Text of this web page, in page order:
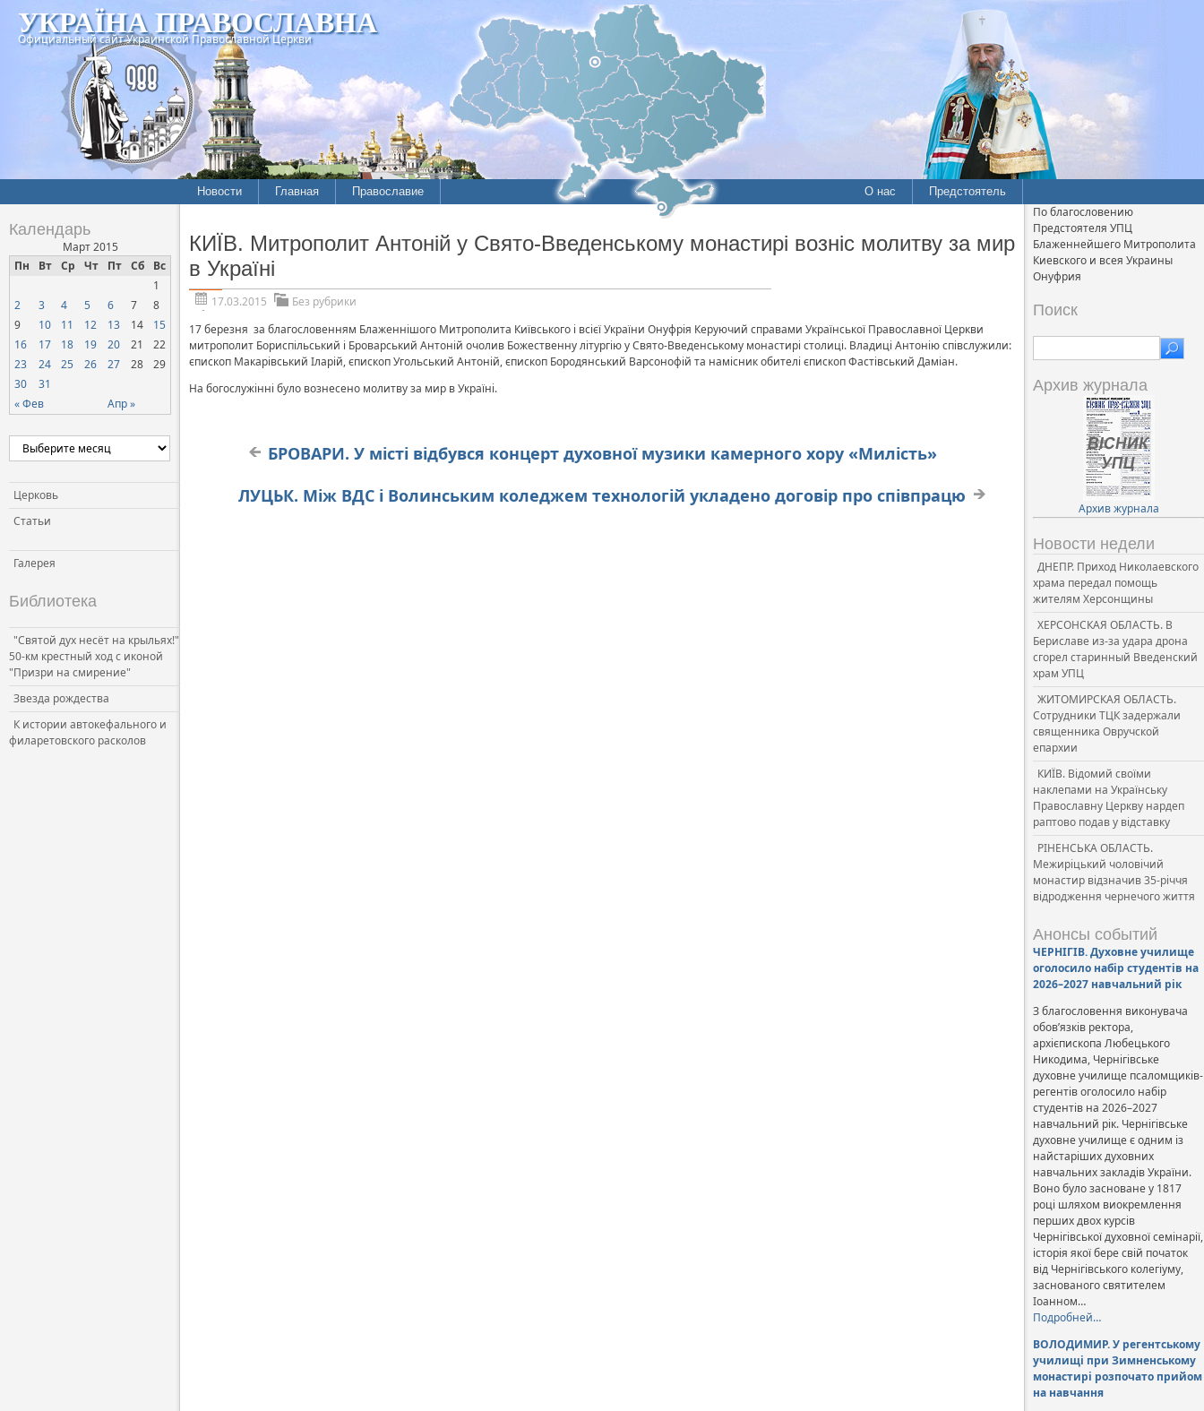
УКРАЇНА ПРАВОСЛАВНА
Официальный сайт Украинской Православной Церкви
Новости Главная Православие О нас Предстоятель
Календарь
Март 2015
Пн
Вт Ср Чт Пт Сб Вс
« Фев Апр »
1
2
3 4 5 6 7
8
9
10 11 12 13 14
15
16
17 18 19 20 21
22
23
24 25 26 27 28
29
30
31
Церковь
Статьи
Галерея
Библиотека
"Святой дух несёт на крыльях!"
50-км крестный ход с иконой
"Призри на смирение"
Звезда рождества
К истории автокефального и
филаретовского расколов
КИЇВ. Митрополит Антоній у Свято-Введенському монастирі возніс молитву за мир
в Україні
17.03.2015
Без рубрики
17 березня за благословенням Блаженнішого Митрополита Київського і всієї України Онуфрія Керуючий справами Української Православної Церкви
митрополит Бориспільський і Броварський Антоній очолив Божественну літургію у Свято-Введенському монастирі столиці. Владиці Антонію співслужили:
єпископ Макарівський Іларій, єпископ Угольський Антоній, єпископ Бородянський Варсонофій та намісник обителі єпископ Фастівський Даміан.
На богослужінні було вознесено молитву за мир в Україні.
БРОВАРИ. У місті відбувся концерт духовної музики камерного хору «Милість»
ЛУЦЬК. Між ВДС і Волинським коледжем технологій укладено договір про співпрацю
По благословению
Предстоятеля УПЦ
Блаженнейшего Митрополита
Киевского и всея Украины
Онуфрия
Поиск
Архив журнала
Архив журнала
Новости недели
ДНЕПР. Приход Николаевского
храма передал помощь
жителям Херсонщины
ХЕРСОНСКАЯ ОБЛАСТЬ. В
Бериславе из-за удара дрона
сгорел старинный Введенский
храм УПЦ
ЖИТОМИРСКАЯ ОБЛАСТЬ.
Сотрудники ТЦК задержали
священника Овручской
епархии
КИЇВ. Відомий своїми
наклепами на Українську
Православну Церкву нардеп
раптово подав у відставку
РІНЕНСЬКА ОБЛАСТЬ.
Межиріцький чоловічий
монастир відзначив 35-річчя
відродження чернечого життя
Анонсы событий
ЧЕРНІГІВ. Духовне училище
оголосило набір студентів на
2026–2027 навчальний рік
З благословення виконувача
обов’язків ректора,
архієпископа Любецького
Никодима, Чернігівське
духовне училище псаломщиків-
регентів оголосило набір
студентів на 2026–2027
навчальний рік. Чернігівське
духовне училище є одним із
найстаріших духовних
навчальних закладів України.
Воно було засноване у 1817
році шляхом виокремлення
перших двох курсів
Чернігівської духовної семінарії,
історія якої бере свій початок
від Чернігівського колегіуму,
заснованого святителем
Іоанном…
Подробней…
ВОЛОДИМИР. У регентському
училищі при Зимненському
монастирі розпочато прийом
на навчання